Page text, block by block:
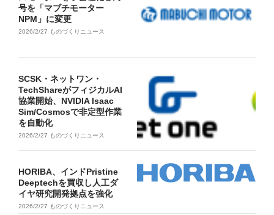
号を「マブチモーター
NPM」に変更
2026/2/27 ものづくりニュース
SCSK・ネットワン・
TechShareがフィジカルAI
協業開始、NVIDIA Isaac
Sim/Cosmosで非定型作業
を自動化
2026/2/27 ものづくりニュース
HORIBA、インドPristine
Deeptechを買収し人工ダ
イヤ研究開発拠点を強化
2026/2/27 ものづくりニュース